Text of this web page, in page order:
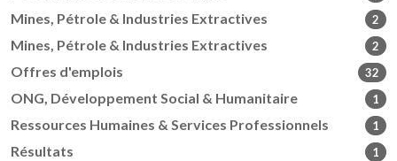
Mines, Pétrole & Industries Extractives 2
Mines, Pétrole & Industries Extractives 2
Offres d'emplois 32
ONG, Développement Social & Humanitaire 1
Ressources Humaines & Services Professionnels 1
Résultats 1